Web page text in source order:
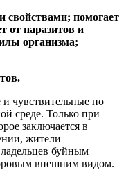
свойствами; помогает
от паразитов и
организма;
чувствительные по
среде. Только при
заключается в
жители
буйным
внешним видом.